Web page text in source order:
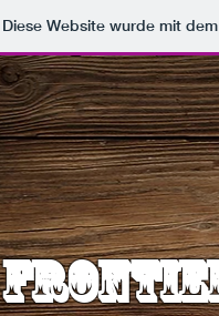
Diese Website wurde mit